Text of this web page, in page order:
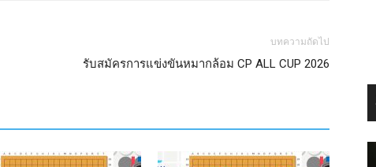
บทความถัดไป
รับสมัครการแข่งขันหมากล้อม CP ALL CUP 2026